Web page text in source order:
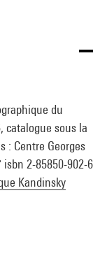
du
catalogue sous la
: Centre Georges
isbn 2-85850-902-6
Kandinsky